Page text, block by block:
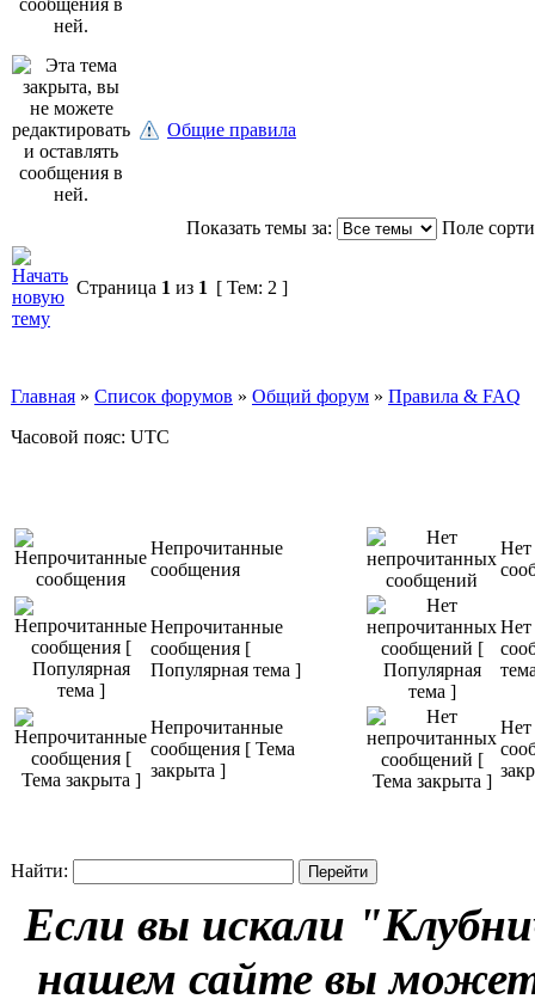
Общие правила
Показать темы за: Поле
Страница 1 из 1 [ Тем: 2 ]
Главная » Список форумов » Общий форум » Правила & FAQ
Часовой пояс: UTC
Непрочитанные
сообщения
Нет
Непрочитанные
сообщения [
Популярная тема ]
Нет
Непрочитанные
сообщения [ Тема
закрыта ]
Нет
Найти:
Если вы искали
нашем сайте вы